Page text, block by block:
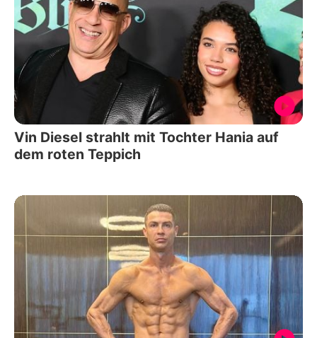
Vin Diesel strahlt mit Tochter Hania auf
dem roten Teppich